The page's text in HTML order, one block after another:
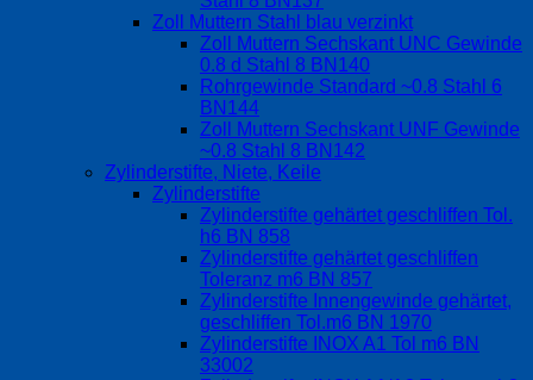
Zoll Muttern Stahl blau verzinkt
Zoll Muttern Sechskant UNC Gewinde
0.8 d Stahl 8 BN140
Rohrgewinde Standard ~0.8 Stahl 6
BN144
Zoll Muttern Sechskant UNF Gewinde
~0.8 Stahl 8 BN142
Zylinderstifte, Niete, Keile
Zylinderstifte
Zylinderstifte gehärtet geschliffen Tol.
h6 BN 858
Zylinderstifte gehärtet geschliffen
Toleranz m6 BN 857
Zylinderstifte Innengewinde gehärtet,
geschliffen Tol.m6 BN 1970
Zylinderstifte INOX A1 Tol m6 BN
33002